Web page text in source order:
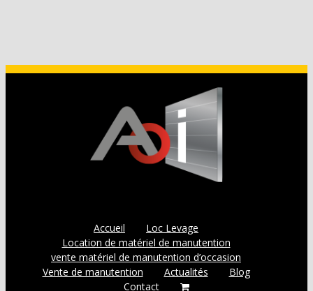
Accueil
Loc Levage
Location de matériel de manutention
vente matériel de manutention d’occasion
Vente de manutention
Actualités
Blog
Contact